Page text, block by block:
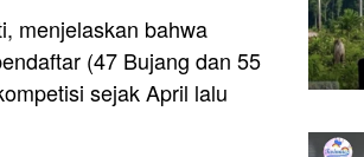
menjelaskan bahwa
(47 Bujang dan 55
sejak April lalu